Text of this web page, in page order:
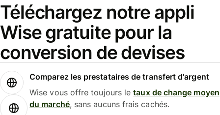
Téléchargez notre appli
Wise gratuite pour la
conversion de devises
Comparez les prestataires de transfert d'argent
Wise vous offre toujours letaux de change moyen
du marché, sans aucuns frais cachés.